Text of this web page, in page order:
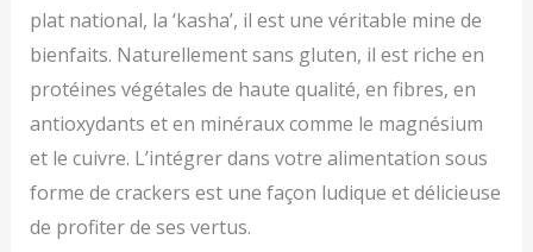
plat national, la ‘kasha’, il est une véritable mine de
bienfaits. Naturellement sans gluten, il est riche en
protéines végétales de haute qualité, en fibres, en
antioxydants et en minéraux comme le magnésium
et le cuivre. L’intégrer dans votre alimentation sous
forme de crackers est une façon ludique et délicieuse
de profiter de ses vertus.